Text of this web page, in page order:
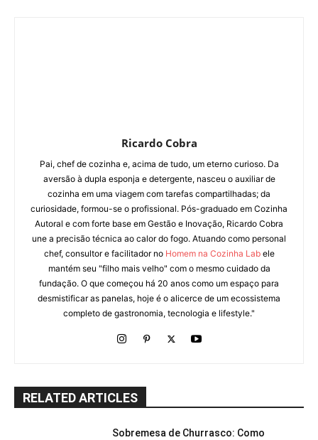
Ricardo Cobra
Pai, chef de cozinha e, acima de tudo, um eterno curioso. Da
aversão à dupla esponja e detergente, nasceu o auxiliar de
cozinha em uma viagem com tarefas compartilhadas; da
curiosidade, formou-se o profissional. Pós-graduado em Cozinha
Autoral e com forte base em Gestão e Inovação, Ricardo Cobra
une a precisão técnica ao calor do fogo. Atuando como personal
chef, consultor e facilitador no Homem na Cozinha Labele
mantém seu "filho mais velho" com o mesmo cuidado da
fundação. O que começou há 20 anos como um espaço para
desmistificar as panelas, hoje é o alicerce de um ecossistema
completo de gastronomia, tecnologia e lifestyle."
RELATED ARTICLES
Sobremesa de Churrasco: Como